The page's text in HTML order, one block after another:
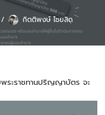
กิตติพงษ์ ไชยสิด
ระราชทานปริญญาบัตร จะ